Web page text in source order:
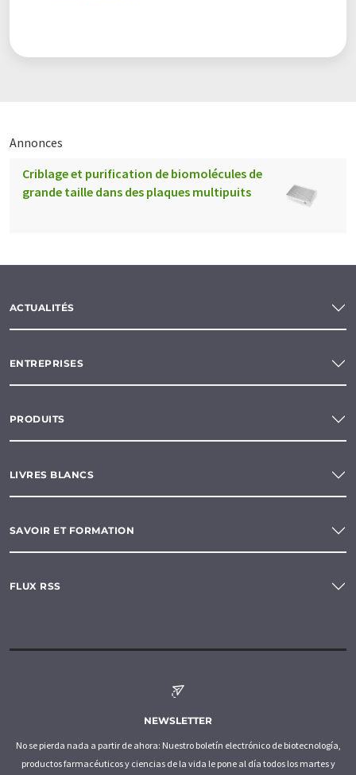
Annonces
Criblage et purification de biomolécules de
grande taille dans des plaques multipuits
ACTUALITÉS
ENTREPRISES
PRODUITS
LIVRES BLANCS
SAVOIR ET FORMATION
FLUX RSS
NEWSLETTER
No se pierda nada a partir de ahora: Nuestro boletín electrónico de biotecnología,
productos farmacéuticos y ciencias de la vida le pone al día todos los martes y